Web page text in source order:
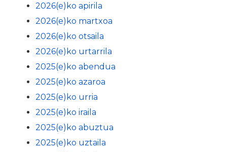
2026(e)ko apirila
2026(e)ko martxoa
2026(e)ko otsaila
2026(e)ko urtarrila
2025(e)ko abendua
2025(e)ko azaroa
2025(e)ko urria
2025(e)ko iraila
2025(e)ko abuztua
2025(e)ko uztaila